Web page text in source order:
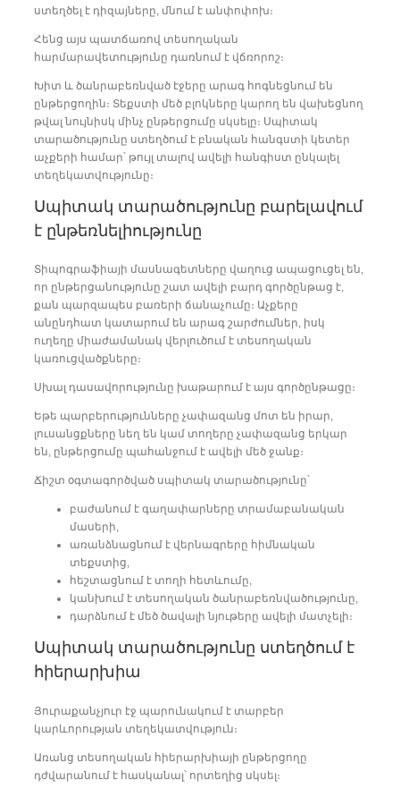
ստեղծել է դիզայները, մնում է անփոփոխ։
Հենց այս պատճառով տեսողական
հարմարավետությունը դառնում է վճռորոշ։
Խիտ և ծանրաբեռնված էջերը արագ հոգնեցնում են
ընթերցողին։ Տեքստի մեծ բլոկները կարող են վախեցնող
թվալ նույնիսկ մինչ ընթերցումը սկսելը։ Սպիտակ
տարածությունը ստեղծում է բնական հանգստի կետեր
աչքերի համար՝ թույլ տալով ավելի հանգիստ ընկալել
տեղեկատվությունը։
Սպիտակ տարածությունը բարելավում
է ընթեռնելիությունը
Տիպոգրաֆիայի մասնագետները վաղուց ապացուցել են,
որ ընթերցանությունը շատ ավելի բարդ գործընթաց է,
քան պարզապես բառերի ճանաչումը։ Աչքերը
անընդհատ կատարում են արագ շարժումներ, իսկ
ուղեղը միաժամանակ վերլուծում է տեսողական
կառուցվածքները։
Սխալ դասավորությունը խաթարում է այս գործընթացը։
Եթե պարբերությունները չափազանց մոտ են իրար,
լուսանցքները նեղ են կամ տողերը չափազանց երկար
են, ընթերցումը պահանջում է ավելի մեծ ջանք։
Ճիշտ օգտագործված սպիտակ տարածությունը՝
բաժանում է գաղափարները տրամաբանական
մասերի,
առանձնացնում է վերնագրերը հիմնական
տեքստից,
հեշտացնում է տողի հետևումը,
կանխում է տեսողական ծանրաբեռնվածությունը,
դարձնում է մեծ ծավալի նյութերը ավելի մատչելի։
Սպիտակ տարածությունը ստեղծում է
հիերարխիա
Յուրաքանչյուր էջ պարունակում է տարբեր
կարևորության տեղեկատվություն։
Առանց տեսողական հիերարխիայի ընթերցողը
դժվարանում է հասկանալ՝ որտեղից սկսել։